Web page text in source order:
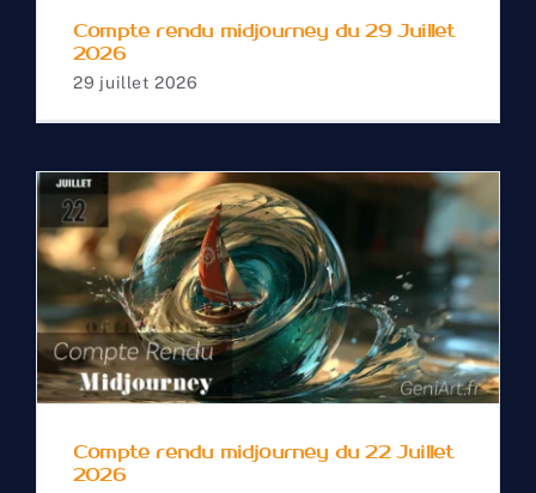
Compte rendu midjourney du 29 Juillet
2026
29 juillet 2026
Compte rendu
midjourney du 22 Juillet
2026
Compte rendu midjourney du 22 Juillet
2026